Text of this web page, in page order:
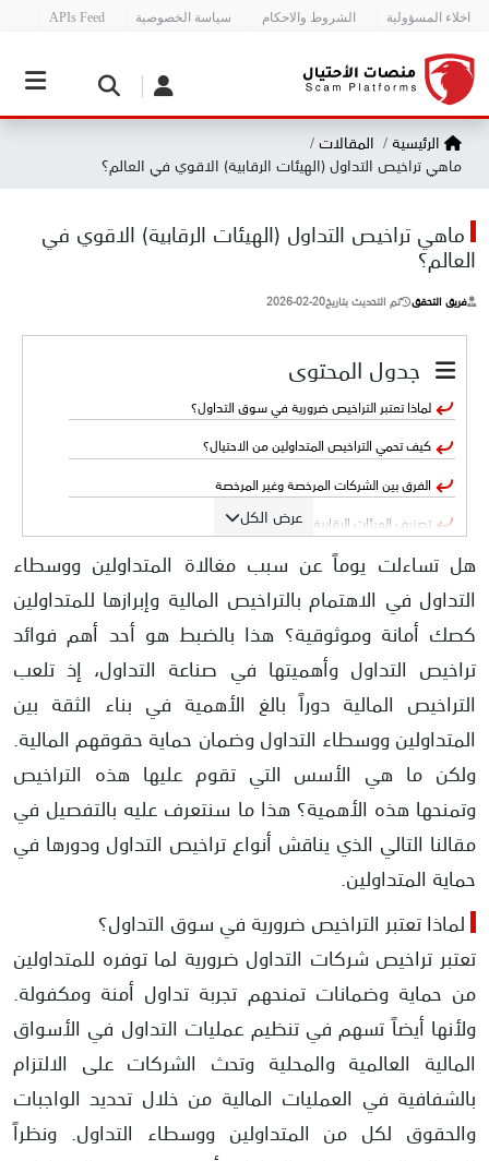
اخلاء المسؤولية الشروط والاحكام سياسة الخصوصية APIs Feed
الرئيسية
المقالات
ماهي تراخيص التداول (الهيئات الرقابية) الاقوي في العالم؟
ماهي تراخيص التداول (الهيئات الرقابية) الاقوي في
العالم؟
فريق التحقق تم التحديث بتاريخ2026-02-20
جدول المحتوى
عرض الكل
لماذا تعتبر التراخيص ضرورية في سوق التداول؟
كيف تحمي التراخيص المتداولين من الاحتيال؟
الفرق بين الشركات المرخصة وغير المرخصة
تصنيف الهيئات الرقابية العالمية
الهيئات الرقابية من الدرجة الأولى
الهيئات الرقابية من الدرجة الثانية
الهيئات الرقابية من الدرجة الثالثة
الهيئات الرقابية في العالم العربي
أبرز الجهات الرقابية في الدول العربية
مدى قوة هذه التراخيص مقارنة بالتراخيص العالمية
الفرق بين الترخيص المحلي والترخيص الدولي
ما هي طرق الاحتيال في التراخيص؟
1- إنشاء تراخيص وهمية
كيف أعرف أن الشركة نصابة أم لا؟
كيفية التأكد من ترخيص شركة التداول؟
هل تساءلت يوماً عن سبب مغالاة المتداولين ووسطاء
التداول في الاهتمام بالتراخيص المالية وإبرازها للمتداولين
كصك أمانة وموثوقية؟ هذا بالضبط هو أحد أهم فوائد
تراخيص التداول وأهميتها في صناعة التداول، إذ تلعب
التراخيص المالية دوراً بالغ الأهمية في بناء الثقة بين
المتداولين ووسطاء التداول وضمان حماية حقوقهم المالية.
ولكن ما هي الأسس التي تقوم عليها هذه التراخيص
وتمنحها هذه الأهمية؟ هذا ما سنتعرف عليه بالتفصيل في
مقالنا التالي الذي يناقش أنواع تراخيص التداول ودورها في
حماية المتداولين.
لماذا تعتبر التراخيص ضرورية في سوق التداول؟
تعتبر تراخيص شركات التداول ضرورية لما توفره للمتداولين
من حماية وضمانات تمنحهم تجربة تداول أمنة ومكفولة.
ولأنها أيضاً تسهم في تنظيم عمليات التداول في الأسواق
المالية العالمية والمحلية وتحث الشركات على الالتزام
بالشفافية في العمليات المالية من خلال تحديد الواجبات
والحقوق لكل من المتداولين ووسطاء التداول. ونظراً